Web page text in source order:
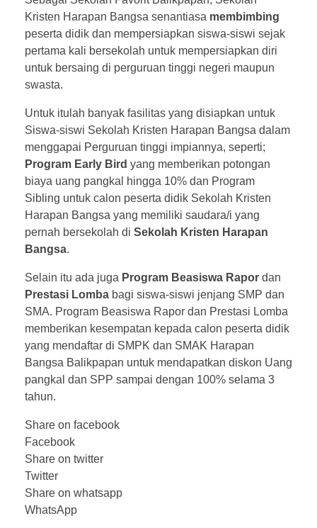
Kristen Harapan Bangsa senantiasa membimbing
peserta didik dan mempersiapkan siswa-siswi sejak
pertama kali bersekolah untuk mempersiapkan diri
untuk bersaing di perguruan tinggi negeri maupun
swasta.
Untuk itulah banyak fasilitas yang disiapkan untuk
Siswa-siswi Sekolah Kristen Harapan Bangsa dalam
menggapai Perguruan tinggi impiannya, seperti;
Program Early Bird yang memberikan potongan
biaya uang pangkal hingga 10% dan Program
Sibling untuk calon peserta didik Sekolah Kristen
Harapan Bangsa yang memiliki saudara/i yang
pernah bersekolah di Sekolah Kristen Harapan
Bangsa.
Selain itu ada juga Program Beasiswa Rapor dan
Prestasi Lomba bagi siswa-siswi jenjang SMP dan
SMA. Program Beasiswa Rapor dan Prestasi Lomba
memberikan kesempatan kepada calon peserta didik
yang mendaftar di SMPK dan SMAK Harapan
Bangsa Balikpapan untuk mendapatkan diskon Uang
pangkal dan SPP sampai dengan 100% selama 3
tahun.
Share on facebook
Facebook
Share on twitter
Twitter
Share on whatsapp
WhatsApp